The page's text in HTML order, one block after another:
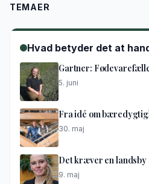
TEMAER
Hvad betyder det at
Gartner:
5. juni
Fra idé om
30. maj
Det kræver en
9. maj